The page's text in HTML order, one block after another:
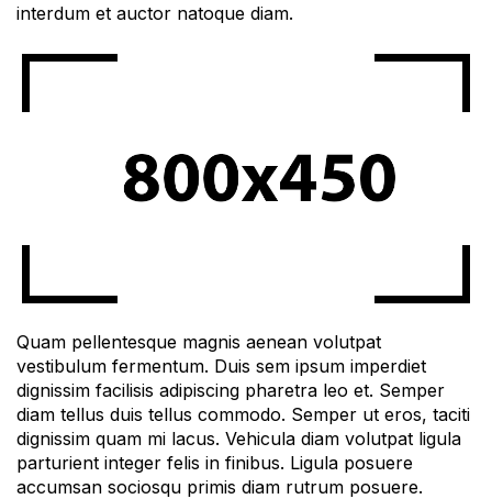
interdum et auctor natoque diam.
Quam pellentesque magnis aenean volutpat
vestibulum fermentum. Duis sem ipsum imperdiet
dignissim facilisis adipiscing pharetra leo et. Semper
diam tellus duis tellus commodo. Semper ut eros, taciti
dignissim quam mi lacus. Vehicula diam volutpat ligula
parturient integer felis in finibus. Ligula posuere
accumsan sociosqu primis diam rutrum posuere.